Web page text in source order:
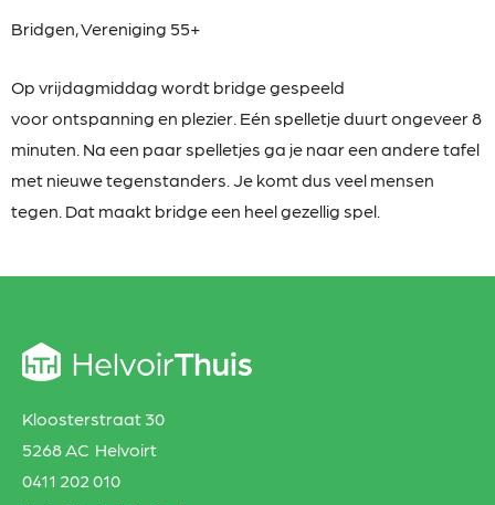
Bridgen, Vereniging 55+
Op vrijdagmiddag wordt bridge gespeeld
voorontspanning en plezier. Eén spelletje duurt ongeveer 8
minuten. Na een paar spelletjes ga je naar een andere tafel
met nieuwe tegenstanders. Je komt dus veel mensen
tegen. Dat maakt bridge een heel gezellig spel.
Kloosterstraat 30
5268 AC Helvoirt
0411 202 010